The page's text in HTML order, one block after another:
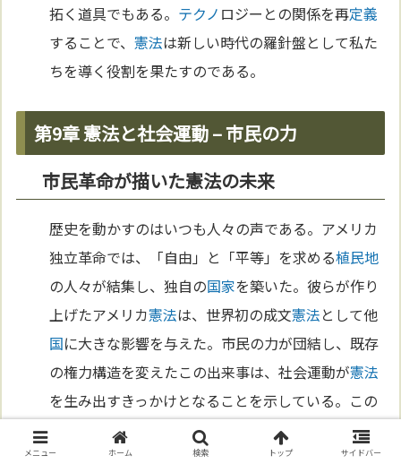
拓く道具でもある。 テクノ ロジーとの関係を再定義
することで、憲法は新しい時代の羅針盤として私た
ちを導く役割を果たすのである。
第9章 憲法と社会運動 – 市民の力
市民革命が描いた憲法の未来
歴史を動かすのはいつも人々の声である。アメリカ
独立革命では、「自由」と「平等」を求める植民地
の人々が結集し、独自の国家を築いた。彼らが作り
上げたアメリカ憲法は、世界初の成文憲法として他
国に大きな影響を与えた。市民の力が団結し、既存
の権力構造を変えたこの出来事は、社会運動が憲法
を生み出すきっかけとなることを示している。この
憲法
と社会運動は切っても切れない関係に
ある。
メニュー ホーム 検索 トップ サイドバー